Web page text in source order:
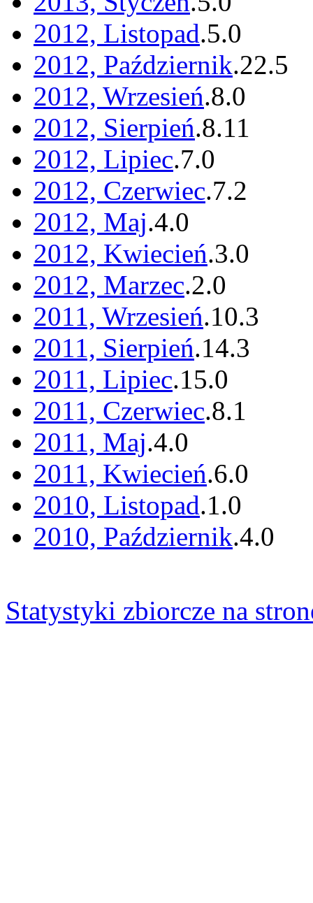
2012, Listopad.5.0
2012, Październik.22.5
2012, Wrzesień.8.0
2012, Sierpień.8.11
2012, Lipiec.7.0
2012, Czerwiec.7.2
2012, Maj.4.0
2012, Kwiecień.3.0
2012, Marzec.2.0
2011, Wrzesień.10.3
2011, Sierpień.14.3
2011, Lipiec.15.0
2011, Czerwiec.8.1
2011, Maj.4.0
2011, Kwiecień.6.0
2010, Listopad.1.0
2010, Październik.4.0
Statystyki zbiorcze na